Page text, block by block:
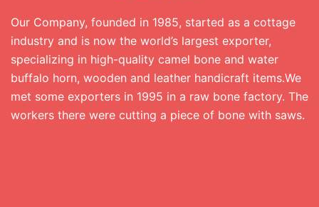
Our Company, founded in 1985, started as a cottage
industry and is now the world’s largest exporter,
specializing in high-quality camel bone and water
buffalo horn, wooden and leather handicraft items.We
met some exporters in 1995 in a raw bone factory. The
workers there were cutting a piece of bone with saws.